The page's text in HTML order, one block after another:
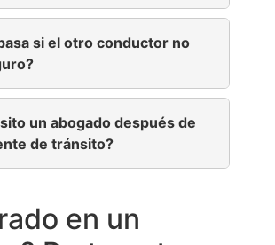
si el otro conductor no
un abogado después de
de tránsito?
en un